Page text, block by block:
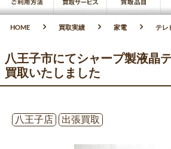
HOME 買取実績 家電 テレ
八王子市にてシャープ製液晶
買取いたしました
八王子店
出張買取